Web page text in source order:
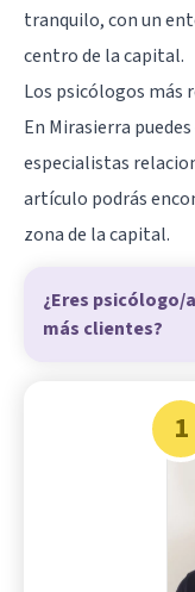
tranquilo, con un
centro de la capital.
Los psicólogos más
En Mirasierra
especialistas
artículo podrás
zona de la capital.
¿Eres
más clientes?
1